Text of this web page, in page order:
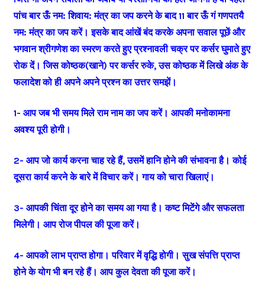
पांच बार ऊँ नम: शिवाय: मंत्र का जप करने के बाद 11 बार ऊँ गं गणपतयै
नम: मंत्र का जप करें। इसके बाद आंखें बंद करके अपना सवाल पूछें और
भगवान श्रीगणेश का स्मरण करते हुए प्रश्नावली चक्र पर कर्सर घुमाते हुए
रोक दें। जिस कोष्ठक(खाने) पर कर्सर रुके, उस कोष्ठक में लिखे अंक के
फलादेश को ही अपने अपने प्रश्न का उत्तर समझें।
1- आप जब भी समय मिले राम नाम का जप करें। आपकी मनोकामना
अवश्य पूरी होगी।
2- आप जो कार्य करना चाह रहे हैं, उसमें हानि होने की संभावना है। कोई
दूसरा कार्य करने के बारे में विचार करें। गाय को चारा खिलाएं।
3- आपकी चिंता दूर होने का समय आ गया है। कष्ट मिटेंगे और सफलता
मिलेगी। आप रोज पीपल की पूजा करें।
4- आपको लाभ प्राप्त होगा। परिवार में वृद्धि होगी। सुख संपत्ति प्राप्त
होने के योग भी बन रहे हैं। आप कुल देवता की पूजा करें।